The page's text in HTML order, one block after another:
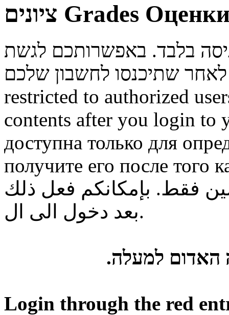
ציונים Grades
בלבד. באפשרותכם לגשת
restricted to authorized
contents after you login to
доступна только для
получите его после того
فقط. بإمكانكم فعل ذلك
بعد دخول الى ال.
האדום למעלה.
Login through the red